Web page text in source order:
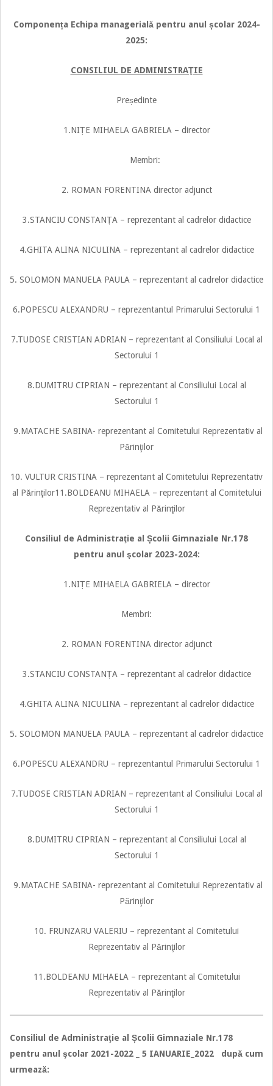
Componența Echipa managerială pentru anul școlar 2024-
2025:
CONSILIUL DE ADMINISTRAŢIE
Președinte
1.NIȚE MIHAELA GABRIELA – director
Membri:
2. ROMAN FORENTINA director adjunct
3.STANCIU CONSTANȚA – reprezentant al cadrelor didactice
4.GHITA ALINA NICULINA – reprezentant al cadrelor didactice
5. SOLOMON MANUELA PAULA – reprezentant al cadrelor didactice
6.POPESCU ALEXANDRU – reprezentantul Primarului Sectorului 1
7.TUDOSE CRISTIAN ADRIAN – reprezentant al Consiliului Local al
Sectorului 1
8.DUMITRU CIPRIAN – reprezentant al Consiliului Local al
Sectorului 1
9.MATACHE SABINA- reprezentant al Comitetului Reprezentativ al
Părinţilor
10. VULTUR CRISTINA – reprezentant al Comitetului Reprezentativ
al Părinţilor11.BOLDEANU MIHAELA – reprezentant al Comitetului
Reprezentativ al Părinţilor
Consiliul de Administraţie al Școlii Gimnaziale Nr.178
pentru anul şcolar 2023-2024:
1.NIȚE MIHAELA GABRIELA – director
Membri:
2. ROMAN FORENTINA director adjunct
3.STANCIU CONSTANȚA – reprezentant al cadrelor didactice
4.GHITA ALINA NICULINA – reprezentant al cadrelor didactice
5. SOLOMON MANUELA PAULA – reprezentant al cadrelor didactice
6.POPESCU ALEXANDRU – reprezentantul Primarului Sectorului 1
7.TUDOSE CRISTIAN ADRIAN – reprezentant al Consiliului Local al
Sectorului 1
8.DUMITRU CIPRIAN – reprezentant al Consiliului Local al
Sectorului 1
9.MATACHE SABINA- reprezentant al Comitetului Reprezentativ al
Părinţilor
10. FRUNZARU VALERIU – reprezentant al Comitetului
Reprezentativ al Părinţilor
11.BOLDEANU MIHAELA – reprezentant al Comitetului
Reprezentativ al Părinţilor
Consiliul de Administraţie al Școlii Gimnaziale Nr.178
pentru anul şcolar 2021-2022 _ 5 IANUARIE_2022 după cum
urmează: